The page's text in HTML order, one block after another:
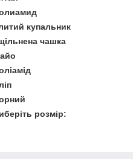
купальник
чашка
розмір: